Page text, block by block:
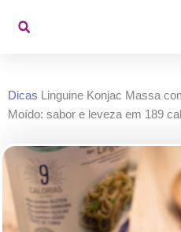
para
Dicas
Linguine Konjac Massa
Moído: sabor e leveza em 189